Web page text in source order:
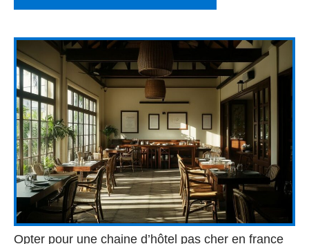
Opter pour une chaine d’hôtel pas cher en france